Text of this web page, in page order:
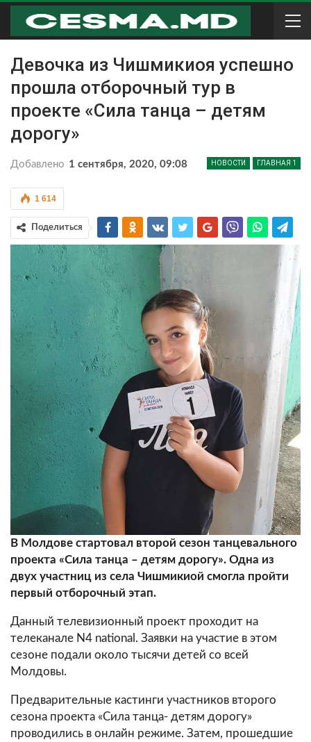
Девочка из Чишмикиоя успешно
прошла отборочный тур в
проекте «Сила танца – детям
дорогу»
НОВОСТИ ГЛАВНАЯ 1
Добавлено 1 сентября, 2020, 09:08
1 614
Поделиться
В Молдове стартовал второй сезон танцевального
проекта «Сила танца – детям дорогу». Одна из
двух участниц из села Чишмикиой смогла пройти
первый отборочный этап.
Данный телевизионный проект проходит на
телеканале N4 national. Заявки на участие в этом
сезоне подали около тысячи детей со всей
Молдовы.
Предварительные кастинги участников второго
сезона проекта «Сила танца- детям дорогу»
проводились в онлайн режиме. Затем, прошедшие